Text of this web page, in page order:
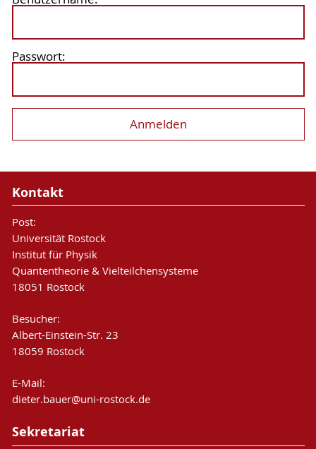
Passwort:
Kontakt
Post:
Universität Rostock
Institut für Physik
Quantentheorie & Vielteilchensysteme
18051 Rostock
Besucher:
Albert-Einstein-Str. 23
18059 Rostock
E-Mail:
dieter.bauer@uni-rostock.de
Sekretariat